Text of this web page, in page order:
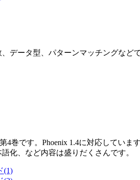
データ型、パターンマッチングなどで
4巻です。Phoenix 1.4に対応してい
化、など内容は盛りだくさんです。
(1)